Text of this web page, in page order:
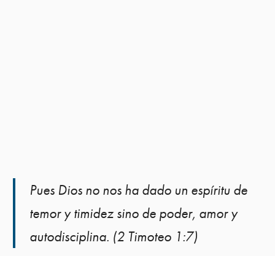
Pues Dios no nos ha dado un espíritu de
temor y timidez sino de poder, amor y
autodisciplina. (2 Timoteo 1:7)